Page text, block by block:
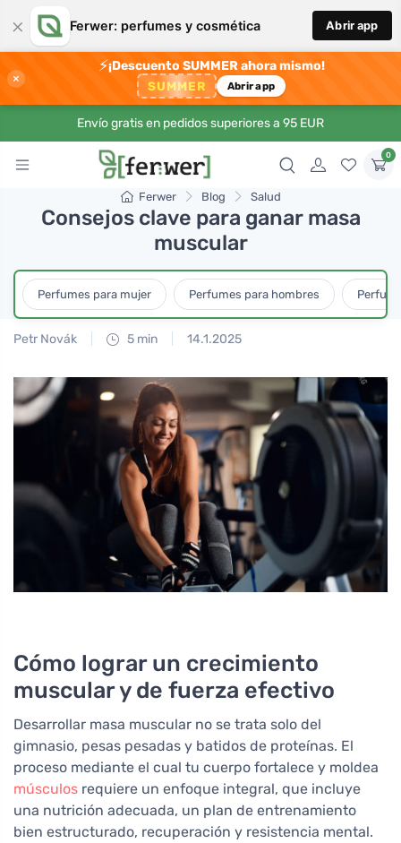
× Ferwer: perfumes y cosmética Abrir app
×
⚡¡Descuento SUMMER ahora mismo!
SUMMER Abrir app
Envío gratis en pedidos superiores a 95 EUR
0
Ferwer Blog Salud
Consejos clave para ganar masa
muscular
Perfumes para mujer Perfumes para hombres
Petr Novák 5 min 14.1.2025
Cómo lograr un crecimiento
muscular y de fuerza efectivo
Desarrollar masa muscular no se trata solo del
gimnasio, pesas pesadas y batidos de proteínas. El
proceso mediante el cual tu cuerpo fortalece y moldea
músculos requiere un enfoque integral, que incluye
una nutrición adecuada, un plan de entrenamiento
bien estructurado, recuperación y resistencia mental.